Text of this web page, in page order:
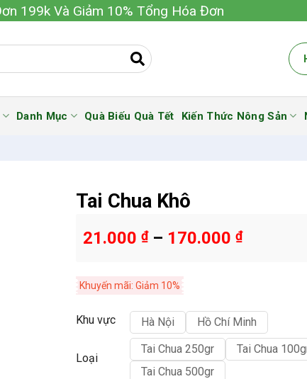
199k Và Giảm 10% Tổng Hóa Đơn
Danh Mục Quà Biếu Quà Tết Kiến Thức Nông Sản
Tai Chua Khô
21.000 ₫– 170.000 ₫
Khuyến mãi: Giảm 10%
Khu vực Hà Nội Hồ Chí Minh
Loại
Tai Chua 250gr Tai Chua
Tai Chua 500gr